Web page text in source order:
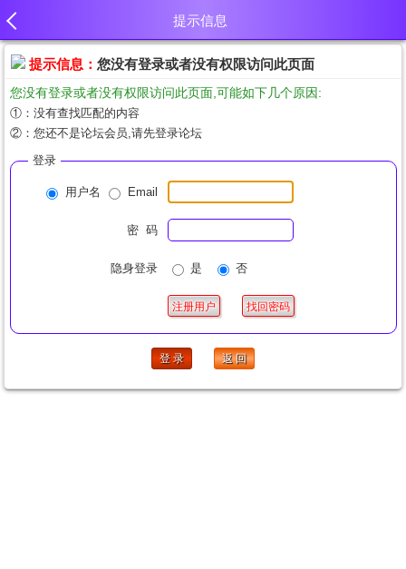
提示信息
提示信息： 您没有登录或者没有权限访问此页面
您没有登录或者没有权限访问此页面,可能如下几个原因:
①：没有查找匹配的内容
②：您还不是论坛会员,请先登录论坛
登录
用户名 Email
密 码
隐身登录 是 否